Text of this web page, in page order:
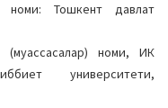
номи: Тошкент давлат
(муассасалар) номи, ИК
университети,